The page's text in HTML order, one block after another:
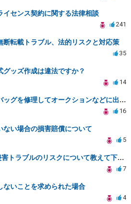
イセンス契約に関する法律相談
241
断転載トラブル、法的リスクと対応策
35
グッズ作成は違法ですか？
14
ブランド物の靴やバッグを修理してオークションなどに出品したりすることは商標権の侵害にあたりますか？
16
ない場合の損害賠償について
5
意匠権(デザイン)侵害トラブルのリスクについて教えて下さい。
7
ないことを求められた場合
4